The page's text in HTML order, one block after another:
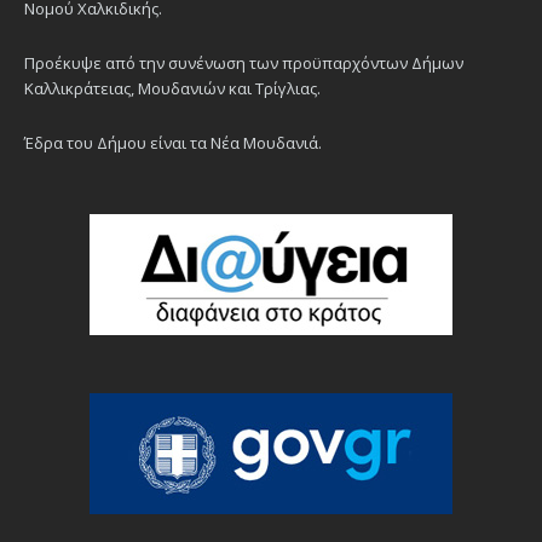
Νομού Χαλκιδικής.
Προέκυψε από την συνένωση των προϋπαρχόντων Δήμων
Καλλικράτειας, Μουδανιών και Τρίγλιας.
Έδρα του Δήμου είναι τα Νέα Μουδανιά.